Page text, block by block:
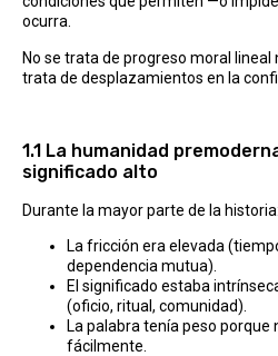
ocurra.
No se trata de progreso moral lineal
trata de desplazamientos en la
1.1 La humanidad
significado alto
Durante la mayor parte de la historia:
La fricción era elevada
dependencia mutua).
El significado estaba
(oficio, ritual, comunidad).
La palabra tenía peso
fácilmente.